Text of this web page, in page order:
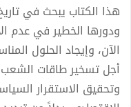
هذا الكتاب يبحث في
ودورها الخطير في عدم
الآن، وإيجاد الحلول
أجل تسخير طاقات الشعب
وتحقيق الاستقرار